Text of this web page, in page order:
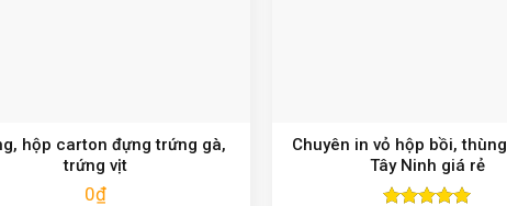
hộp carton đựng trứng gà,
trứng vịt
0₫
Chuyên in vỏ hộp bồi,
Tây Ninh giá rẻ